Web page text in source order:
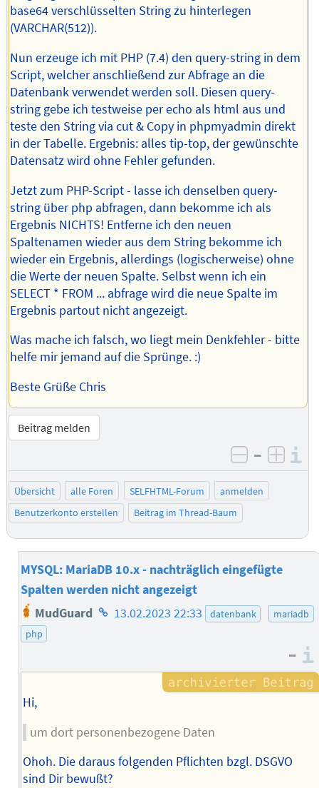
base64 verschlüsselten String zu hinterlegen
(VARCHAR(512)).
Nun erzeuge ich mit PHP (7.4) den query-string in dem
Script, welcher anschließend zur Abfrage an die
Datenbank verwendet werden soll. Diesen query-
string gebe ich testweise per echo als html aus und
teste den String via cut & Copy in phpmyadmin direkt
in der Tabelle. Ergebnis: alles tip-top, der gewünschte
Datensatz wird ohne Fehler gefunden.
Jetzt zum PHP-Script - lasse ich denselben query-
string über php abfragen, dann bekomme ich als
Ergebnis NICHTS! Entferne ich den neuen
Spaltenamen wieder aus dem String bekomme ich
wieder ein Ergebnis, allerdings (logischerweise) ohne
die Werte der neuen Spalte. Selbst wenn ich ein
SELECT * FROM ... abfrage wird die neue Spalte im
Ergebnis partout nicht angezeigt.
Was mache ich falsch, wo liegt mein Denkfehler - bitte
helfe mir jemand auf die Sprünge. :)
Beste Grüße Chris
Beitrag melden
negativ
–
Übersicht alle Foren SELFHTML-Forum
anmelden
Benutzerkonto erstellen
Beitrag im Thread-Baum
MYSQL: MariaDB 10.x - nachträglich eingefügte
Spalten werden nicht angezeigt
MudGuard Homepage
13.02.2023 22:33 datenbank
mariadb
php
–
Hi,
um dort personenbezogene Daten
Ohoh. Die daraus folgenden Pflichten bzgl. DSGVO
sind Dir bewußt?